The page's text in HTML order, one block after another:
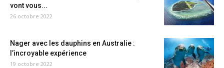
vont vous...
26 octobre 2022
Nager avec les dauphins en Australie :
l’incroyable expérience
19 octobre 2022